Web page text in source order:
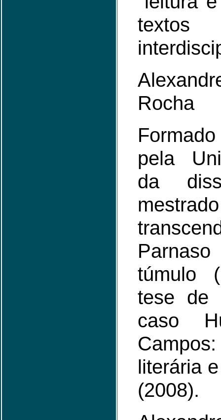
Rocha
pela
da
túmulo
tese de
caso
literária
(2008).